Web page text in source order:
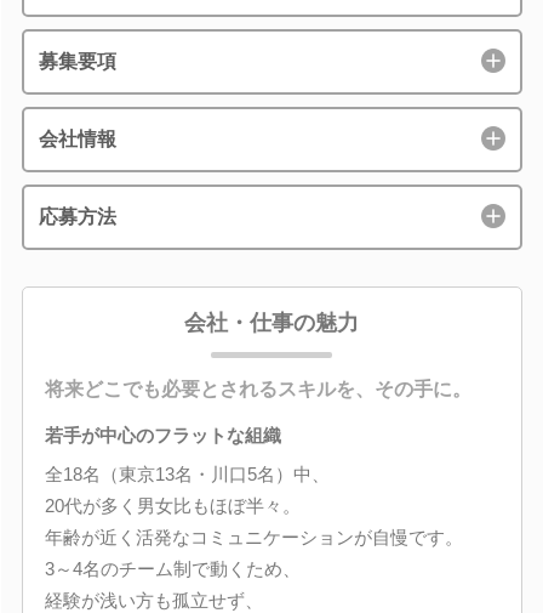
募集要項
会社情報
応募方法
会社・仕事の魅力
将来どこでも必要とされるスキルを、その手に。
若手が中心のフラットな組織
全18名（東京13名・川口5名）中、
20代が多く男女比もほぼ半々。
年齢が近く活発なコミュニケーションが自慢です。
3～4名のチーム制で動くため、
経験が浅い方も孤立せず、